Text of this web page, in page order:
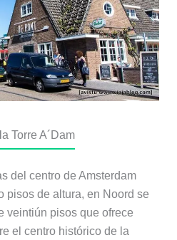
Torre A´Dam
del centro de Amsterdam
pisos de altura, en Noord se
veintiún pisos que ofrece
el centro histórico de la